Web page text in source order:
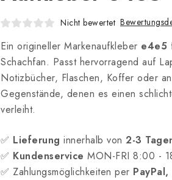
Nicht bewertet
Ein origineller Markenaufkleber e4e5
Schachfan. Passt hervorragend auf
Notizbücher, Flaschen, Koffer oder
Gegenstände, denen es einen
verleiht.
✅ Lieferung innerhalb von 2-3
✅ Kundenservice MON-FRI 8:00 -
✅ Zahlungsmöglichkeiten per